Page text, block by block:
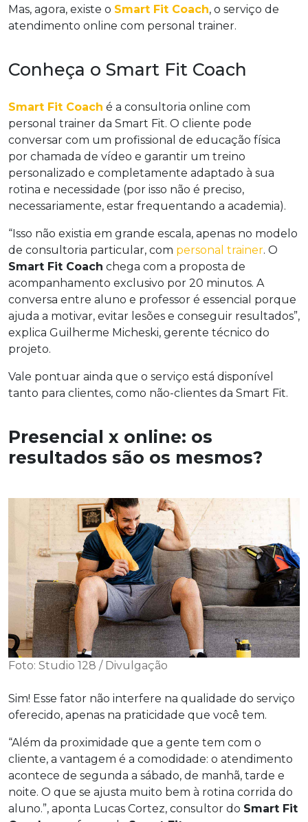
Mas, agora, existe o Smart Fit Coach, o serviço de
atendimento online com personal trainer.
Conheça o Smart Fit Coach
Smart Fit Coach é a consultoria online com
personal trainer da Smart Fit. O cliente pode
conversar com um profissional de educação física
por chamada de vídeo e garantir um treino
personalizado e completamente adaptado à sua
rotina e necessidade (por isso não é preciso,
necessariamente, estar frequentando a academia).
“Isso não existia em grande escala, apenas no modelo
de consultoria particular, com personal trainer. O
Smart Fit Coach chega com a proposta de
acompanhamento exclusivo por 20 minutos. A
conversa entre aluno e professor é essencial porque
ajuda a motivar, evitar lesões e conseguir resultados”,
explica Guilherme Micheski, gerente técnico do
projeto.
Vale pontuar ainda que o serviço está disponível
tanto para clientes, como não-clientes da Smart Fit.
Presencial x online: os
resultados são os mesmos?
Foto: Studio 128 / Divulgação
Sim! Esse fator não interfere na qualidade do serviço
oferecido, apenas na praticidade que você tem.
“Além da proximidade que a gente tem com o
cliente, a vantagem é a comodidade: o atendimento
acontece de segunda a sábado, de manhã, tarde e
noite. O que se ajusta muito bem à rotina corrida do
aluno.”, aponta Lucas Cortez, consultor do Smart Fit